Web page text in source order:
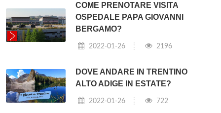
COME PRENOTARE VISITA
OSPEDALE PAPA GIOVANNI
BERGAMO?
2022-01-26 2196
DOVE ANDARE IN TRENTINO
ALTO ADIGE IN ESTATE?
2022-01-26 722